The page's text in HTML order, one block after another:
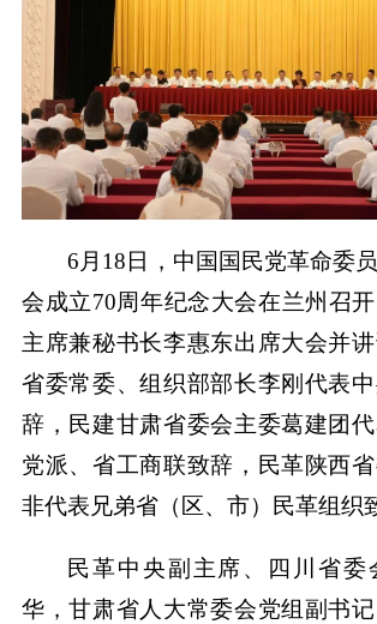
6月18日，中国国民党革命委
会成立70周年纪念大会在兰州召
主席兼秘书长李惠东出席大会并
省委常委、组织部部长李刚代表
辞，民建甘肃省委会主委葛建团
党派、省工商联致辞，民革陕西
非代表兄弟省（区、市）民革组织
民革中央副主席、四川省委
华，甘肃省人大常委会党组副书